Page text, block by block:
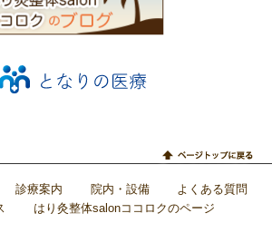
診療案内 院内・設備
よくある質問
はり灸整体salonココロクのページ